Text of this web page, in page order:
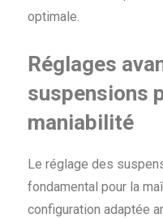
optimale.
Réglages
suspensions
maniabilité
Le réglage des
fondamental pour la
configuration adaptée